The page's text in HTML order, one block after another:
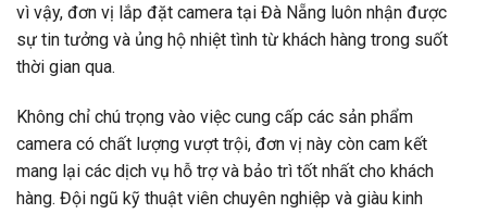
vì vậy, đơn vị lắp đặt camera tại Đà Nẵng luôn nhận được
sự tin tưởng và ủng hộ nhiệt tình từ khách hàng trong suốt
thời gian qua.
Không chỉ chú trọng vào việc cung cấp các sản phẩm
camera có chất lượng vượt trội, đơn vị này còn cam kết
mang lại các dịch vụ hỗ trợ và bảo trì tốt nhất cho khách
hàng. Đội ngũ kỹ thuật viên chuyên nghiệp và giàu kinh